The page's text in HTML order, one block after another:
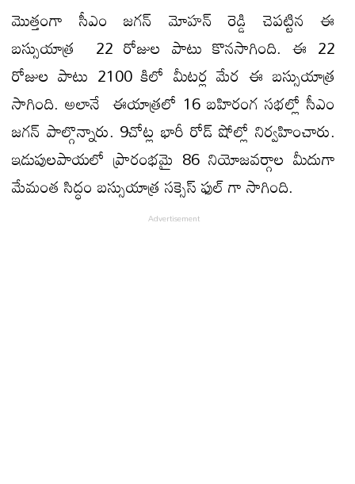
మొత్తంగా సీఎం జగన్ మోహన్ రెడ్డి చెపట్టిన ఈ
బస్సుయాత్ర 22 రోజుల పాటు కొనసాగింది. ఈ 22
రోజుల పాటు 2100 కిలో మీటర్ల మేర ఈ బస్సుయాత్ర
సాగింది. అలానే ఈయాత్రలో 16 బహిరంగ సభల్లో సీఎం
జగన్ పాల్గొన్నారు. 9చోట్ల భారీ రోడ్ షోల్లో నిర్వహించారు.
ఇడుపులపాయలో ప్రారంభమై 86 నియోజవర్గాల మీదుగా
మేమంత సిద్ధం బస్సుయాత్ర సక్సెస్ ఫుల్ గా సాగింది.